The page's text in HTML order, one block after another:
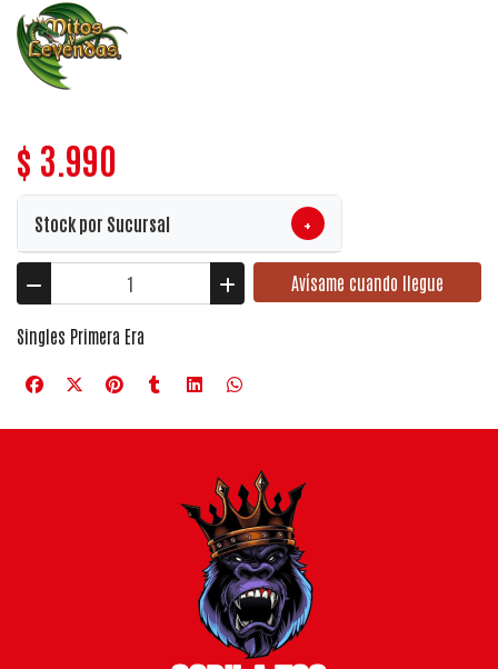
$ 3.990
Stock por Sucursal +
Avísame cuando llegue
Singles Primera Era